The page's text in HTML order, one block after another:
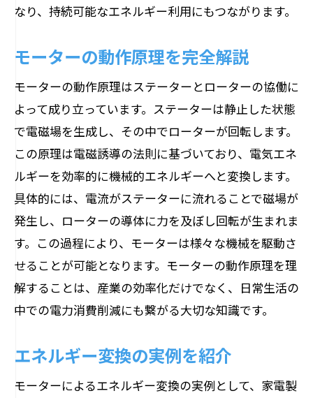
なり、持続可能なエネルギー利用にもつながります。
モーターの動作原理を完全解説
モーターの動作原理はステーターとローターの協働に
よって成り立っています。ステーターは静止した状態
で電磁場を生成し、その中でローターが回転します。
この原理は電磁誘導の法則に基づいており、電気エネ
ルギーを効率的に機械的エネルギーへと変換します。
具体的には、電流がステーターに流れることで磁場が
発生し、ローターの導体に力を及ぼし回転が生まれま
す。この過程により、モーターは様々な機械を駆動さ
せることが可能となります。モーターの動作原理を理
解することは、産業の効率化だけでなく、日常生活の
中での電力消費削減にも繋がる大切な知識です。
エネルギー変換の実例を紹介
モーターによるエネルギー変換の実例として、家電製